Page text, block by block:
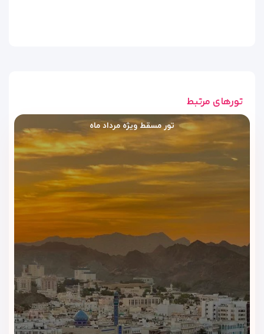
قرار دارد و امکان حفظ برنامه تمرینی در طول سفر را فراهم می‌کند.
فضای آرام و شهری
فضای کلی هتل آرام و منظم است و بیشتر برای مسافرانی مناسب
است کهامکانات کاربردیرا به مجموعه‌های تفریحی لوکس ترجیح
هتلی شهری در مسقط با استخر روباز و باشگاه
هستید و سونا و جکوزی اولویت اصلی شما نیست، هتل
گلدن تولیپ هدینگتون مسقط انتخابی منطقی و متعادل محسوب
می‌شود.
رستوران و کافی‌شاپ هتل گلدن
تولیپ هدینگتون مسقط | تجربه‌ای
ساده و شهری
تورهای مرتبط
تور مسقط ویژه مرداد ماه